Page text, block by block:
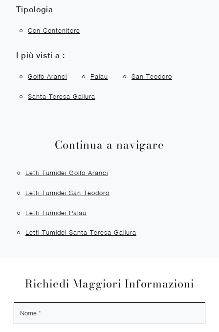
Tipologia
Con Contenitore
I più visti a :
Golfo Aranci Palau San Teodoro
Santa Teresa Gallura
Continua a navigare
Letti Tumidei Golfo Aranci
Letti Tumidei San Teodoro
Letti Tumidei Palau
Letti Tumidei Santa Teresa Gallura
Richiedi Maggiori Informazioni